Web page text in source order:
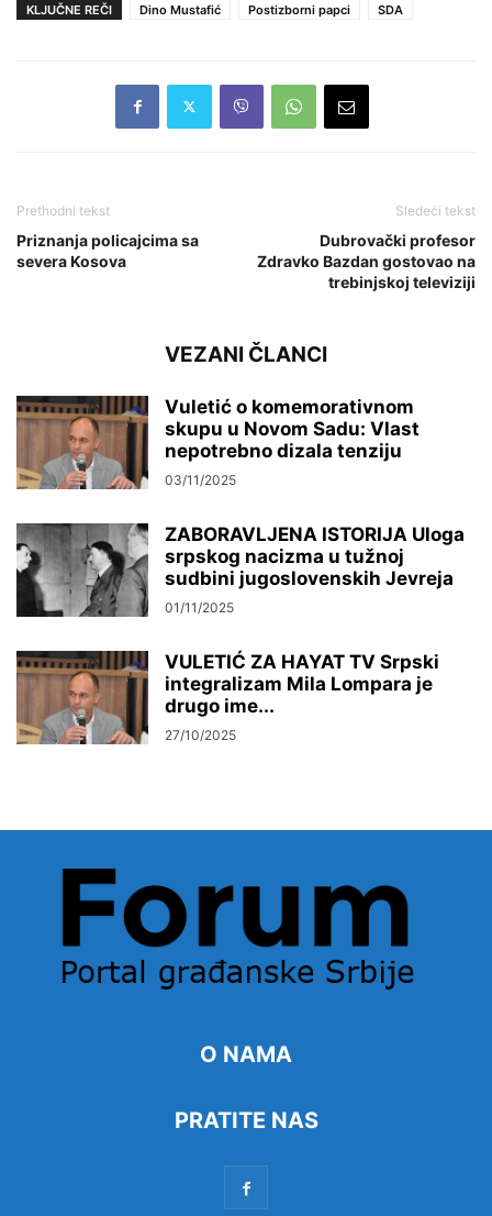
KLJUČNE REČI Dino Mustafić Postizborni papci SDA
Prethodni tekst
Priznanja policajcima sa
severa Kosova
Sledeći tekst
Dubrovački profesor
Zdravko Bazdan gostovao na
trebinjskoj televiziji
VEZANI ČLANCI
Vuletić o komemorativnom
skupu u Novom Sadu: Vlast
nepotrebno dizala tenziju
03/11/2025
ZABORAVLJENA ISTORIJA Uloga
srpskog nacizma u tužnoj
sudbini jugoslovenskih Jevreja
01/11/2025
VULETIĆ ZA HAYAT TV Srpski
integralizam Mila Lompara je
drugo ime...
27/10/2025
O NAMA
PRATITE NAS